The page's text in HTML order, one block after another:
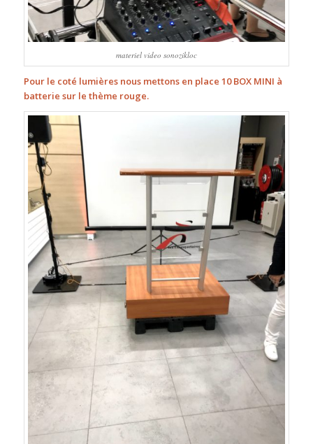
materiel video sonozikloc
Pour le coté lumières nous mettons en place 10 BOX MINI à
batterie sur le thème rouge.